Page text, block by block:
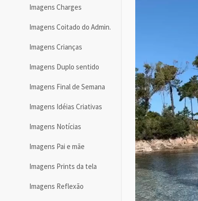
Imagens Charges
Imagens Coitado do Admin.
Imagens Crianças
Imagens Duplo sentido
Imagens Final de Semana
Imagens Idéias Criativas
Imagens Notícias
Imagens Pai e mãe
Imagens Prints da tela
Imagens Reflexão